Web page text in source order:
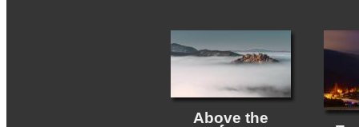
Above the